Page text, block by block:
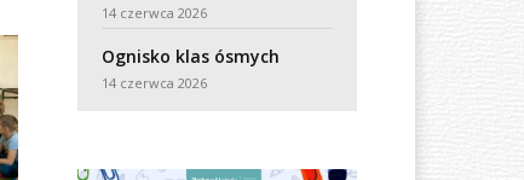
14 czerwca 2026
Ognisko klas ósmych
14 czerwca 2026